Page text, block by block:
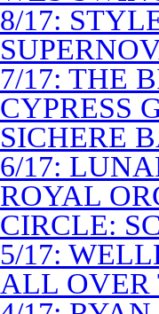
8/17:
7/17: THE
CYPRESS
SICHERE
6/17:
ROYAL
CIRCLE:
5/17:
ALL OVER